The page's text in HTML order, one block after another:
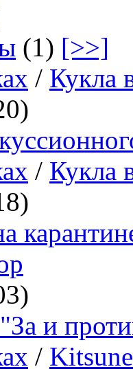
(1) [>>]
/ Кукла
/ Кукла
и
/ Kitsune